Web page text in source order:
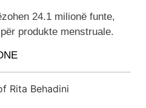
24.1 milionë funte,
produkte menstruale.